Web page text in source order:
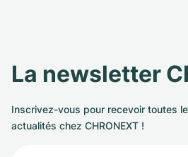
La newsletter
Inscrivez-vous pour recevoir toutes
actualités chez CHRONEXT !